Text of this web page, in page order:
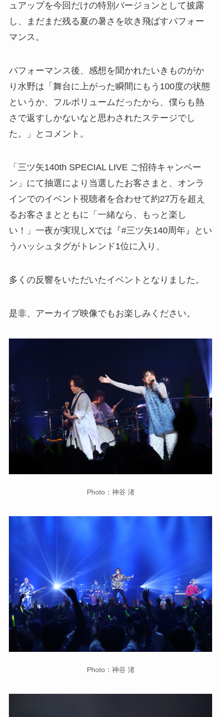
ュアップを今回だけの特別バージョンとして披露
し、まだまだ残る夏の暑さを吹き飛ばすパフォー
マンス。
パフォーマンス後、感想を聞かれたいきものがか
り水野は「舞台に上がった瞬間にもう100度の状態
というか、フルボリュームだったから、僕らも熱
さで返すしかないなと思わされたステージでし
た。」とコメント。
「三ツ矢140th SPECIAL LIVE ご招待キャンペー
ン」にて抽選により当選したお客さまと、オンラ
インでのイベント視聴者を合わせて約27万を超え
るお客さまとともに「一緒なら、もっと楽し
い！」一夜が実現しXでは『#三ツ矢140周年』とい
うハッシュタグがトレンド1位に入り、
多くの反響をいただいたイベントとなりました。
是非、アーカイブ映像でもお楽しみください。
Photo：神谷 渚
Photo：神谷 渚